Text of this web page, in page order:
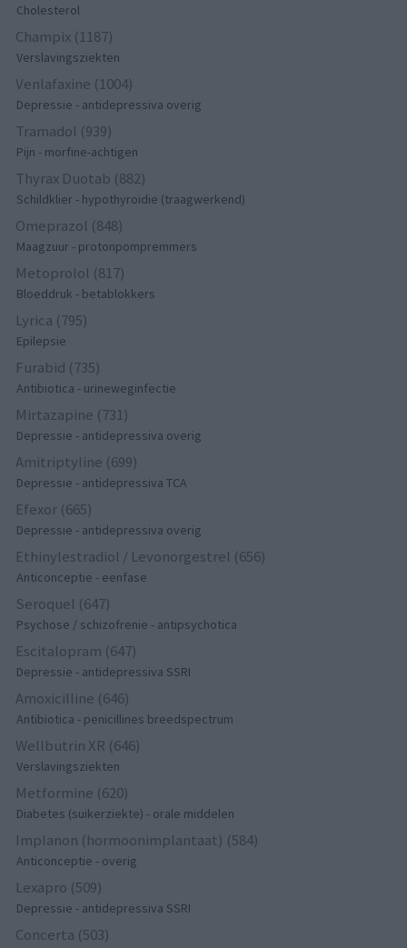
Cholesterol
Champix (1187)
Verslavingsziekten
Venlafaxine (1004)
Depressie - antidepressiva overig
Tramadol (939)
Pijn - morfine-achtigen
Thyrax Duotab (882)
Schildklier - hypothyroidie (traagwerkend)
Omeprazol (848)
Maagzuur - protonpompremmers
Metoprolol (817)
Bloeddruk - betablokkers
Lyrica (795)
Epilepsie
Furabid (735)
Antibiotica - urineweginfectie
Mirtazapine (731)
Depressie - antidepressiva overig
Amitriptyline (699)
Depressie - antidepressiva TCA
Efexor (665)
Depressie - antidepressiva overig
Ethinylestradiol / Levonorgestrel (656)
Anticonceptie - eenfase
Seroquel (647)
Psychose / schizofrenie - antipsychotica
Escitalopram (647)
Depressie - antidepressiva SSRI
Amoxicilline (646)
Antibiotica - penicillines breedspectrum
Wellbutrin XR (646)
Verslavingsziekten
Metformine (620)
Diabetes (suikerziekte) - orale middelen
Implanon (hormoonimplantaat) (584)
Anticonceptie - overig
Lexapro (509)
Depressie - antidepressiva SSRI
Concerta (503)